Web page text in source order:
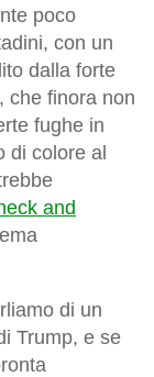
poco
con un
dalla forte
che finora non
fughe in
di colore al
and
di un
Trump, e se